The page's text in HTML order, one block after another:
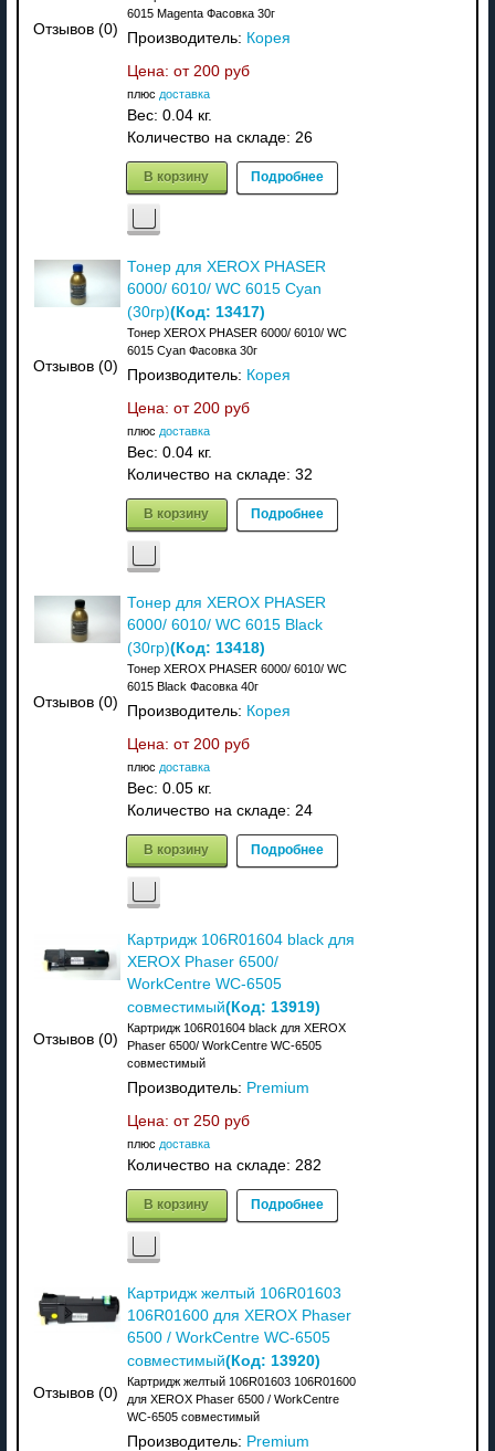
Отзывов (0)
6015 Magenta Фасовка 30г
Производитель: Корея
Цена: от 200 руб
плюс доставка
Вес: 0.04 кг.
Количество на складе: 26
В корзину Подробнее
Отзывов (0)
Тонер для XEROX PHASER
6000/ 6010/ WC 6015 Cyan
(30гр)(Код: 13417)
Тонер XEROX PHASER 6000/ 6010/ WC
6015 Cyan Фасовка 30г
Производитель: Корея
Цена: от 200 руб
плюс доставка
Вес: 0.04 кг.
Количество на складе: 32
В корзину Подробнее
Отзывов (0)
Тонер для XEROX PHASER
6000/ 6010/ WC 6015 Black
(30гр)(Код: 13418)
Тонер XEROX PHASER 6000/ 6010/ WC
6015 Black Фасовка 40г
Производитель: Корея
Цена: от 200 руб
плюс доставка
Вес: 0.05 кг.
Количество на складе: 24
В корзину Подробнее
Отзывов (0)
Картридж 106R01604 black для
XEROX Phaser 6500/
WorkCentre WC-6505
совместимый(Код: 13919)
Картридж 106R01604 black для XEROX
Phaser 6500/ WorkCentre WC-6505
совместимый
Производитель: Premium
Цена: от 250 руб
плюс доставка
Количество на складе: 282
В корзину Подробнее
Отзывов (0)
Картридж желтый 106R01603
106R01600 для XEROX Phaser
6500 / WorkCentre WC-6505
совместимый(Код: 13920)
Картридж желтый 106R01603 106R01600
для XEROX Phaser 6500 / WorkCentre
WC-6505 совместимый
Производитель: Premium